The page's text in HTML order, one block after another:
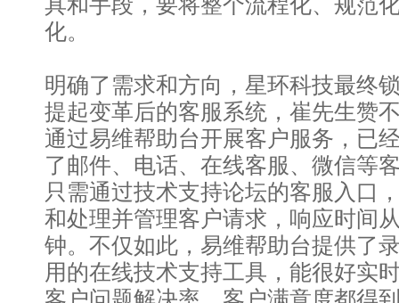
具和手段，要将整个流程化、规范
化。
明确了需求和方向，星环科技最终
提起变革后的客服系统，崔先生赞
通过易维帮助台开展客户服务，已
了邮件、电话、在线客服、微信等
只需通过技术支持论坛的客服入口
和处理并管理客户请求，响应时间
钟。不仅如此，易维帮助台提供了
用的在线技术支持工具，能很好实